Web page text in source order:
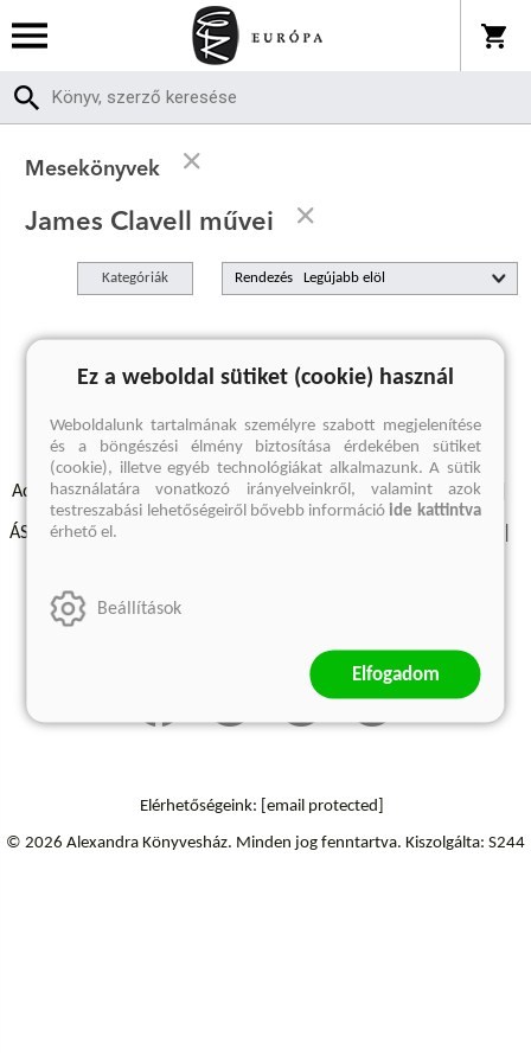
Mesekönyvek
James Clavell művei
Kategóriák Rendezés
A keresett kifejezésre nincs találat
Adatvédelmi szabályzatok Elállási felmondási nyilatkozat
ÁSZF - Vásárlási feltételek
Szállítási információk
Elérhetőségeink: [email protected]
© 2026 Alexandra Könyvesház. Minden jog fenntartva. Kiszolgálta: S244
Ez a weboldal sütiket (cookie) használ
Weboldalunk tartalmának személyre szabott megjelenítése
és a böngészési élmény biztosítása érdekében sütiket
(cookie), illetve egyéb technológiákat alkalmazunk. A sütik
használatára vonatkozó irányelveinkről, valamint azok
testreszabási lehetőségeiről bővebb információide kattintva
érhető el.
Beállítások
Elfogadom